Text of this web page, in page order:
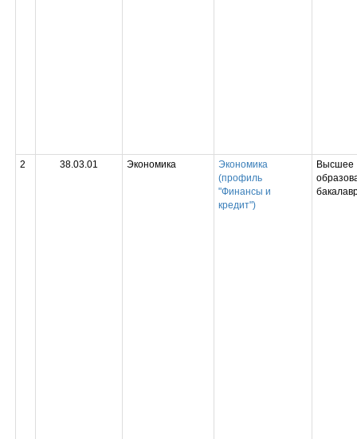
2 38.03.01 Экономика
Экономика
(профиль
"Финансы и
кредит")
Высшее